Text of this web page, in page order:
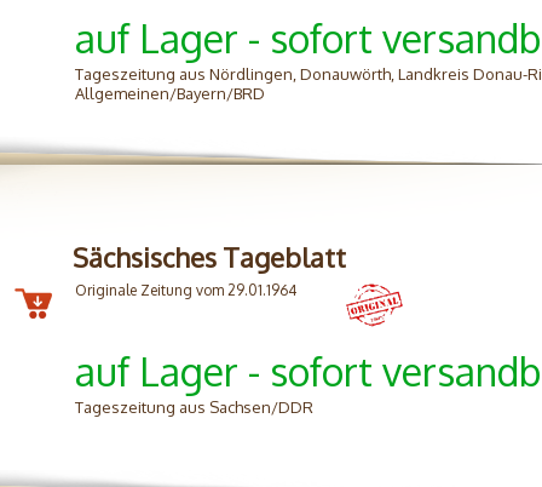
auf Lager - sofort
Tageszeitung aus Nördlingen, Donauwörth, Landkreis Donau-
Allgemeinen/Bayern/BRD
Sächsisches Tageblatt
Originale Zeitung vom 29.01.1964
auf Lager - sofort
Tageszeitung aus Sachsen/DDR